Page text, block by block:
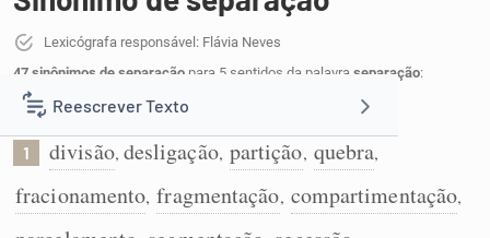
Reescrever Texto
Resumir Texto
Corrigir Texto
Lexicógrafa responsável: Flávia Neves
47 sinônimos de separação para 5 sentidos da palavra separação:
Ato de se separar:
1 divisão, desligação, partição, quebra,
fracionamento, fragmentação, compartimentação,